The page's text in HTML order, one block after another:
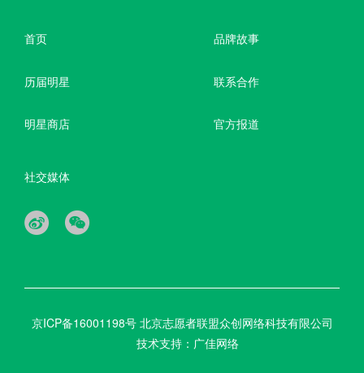
首页
历届明星
品牌故事
联系合作
明星商店 官方报道
社交媒体
京ICP备16001198号 北京志愿者联盟众创网络科技有限公司
技术支持：广佳网络